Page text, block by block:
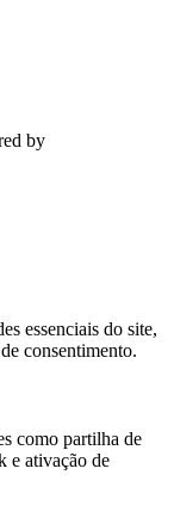
by
essenciais do site,
consentimento.
como partilha de
e ativação de